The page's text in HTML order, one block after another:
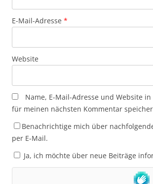
E-Mail-Adresse *
Website
Name, E-Mail-Adresse und Website
für meinen nächsten Kommentar
Benachrichtige mich über
per E-Mail.
Ja, ich möchte über neue Beiträge